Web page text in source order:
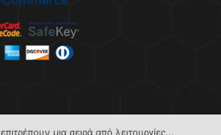
μια σειρά από λειτουργίες...